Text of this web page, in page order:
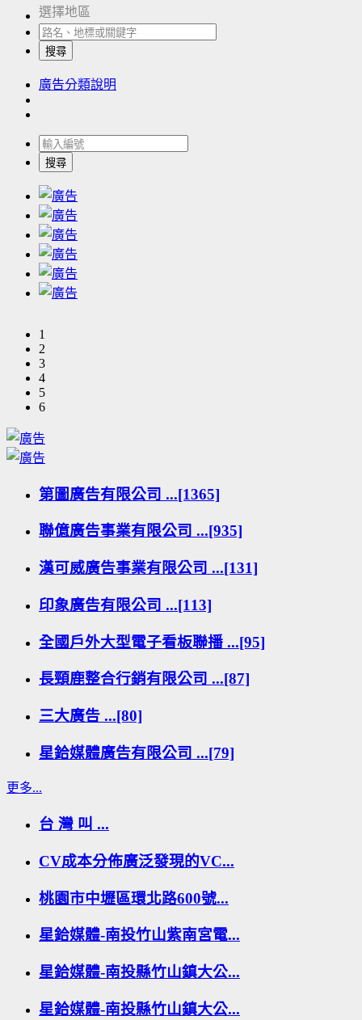
選擇地區
搜尋
廣告分類說明
搜尋
1
2
3
4
5
6
第圖廣告有限公司 ...[1365]
聯億廣告事業有限公司 ...[935]
漢可威廣告事業有限公司 ...[131]
印象廣告有限公司 ...[113]
全國戶外大型電子看板聯播 ...[95]
長頸鹿整合行銷有限公司 ...[87]
三大廣告 ...[80]
星鉿媒體廣告有限公司 ...[79]
更多...
台 灣 叫 ...
CV成本分佈廣泛發現的VC...
桃園市中壢區環北路600號...
星鉿媒體-南投竹山紫南宮電...
星鉿媒體-南投縣竹山鎮大公...
星鉿媒體-南投縣竹山鎮大公...